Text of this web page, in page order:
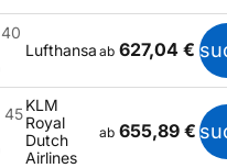
Lufthansa ab 627,04 €
45KLM
Royal
Dutch
Airlines
ab 655,89 €